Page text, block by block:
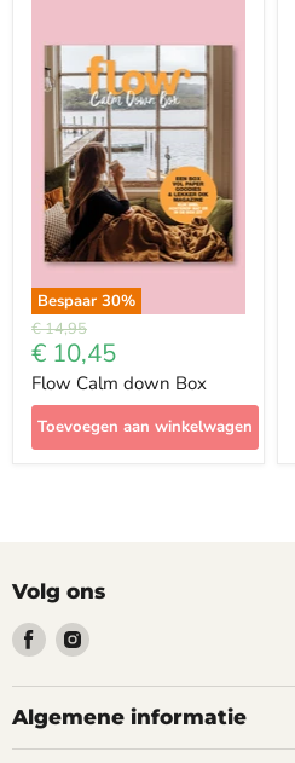
Bespaar 30%
Prijs
€ 14,95
Met
korting
€ 10,45
Flow Calm down Box
Toevoegen aan winkelwagen
Volg ons
Vind
ons
op
Facebook
Vind
op
Instagram
Algemene informatie